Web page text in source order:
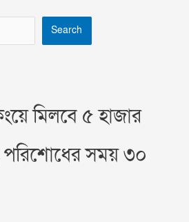
Search
মিলবে ৫ হাজার
পরিশোধের সময় ৩০